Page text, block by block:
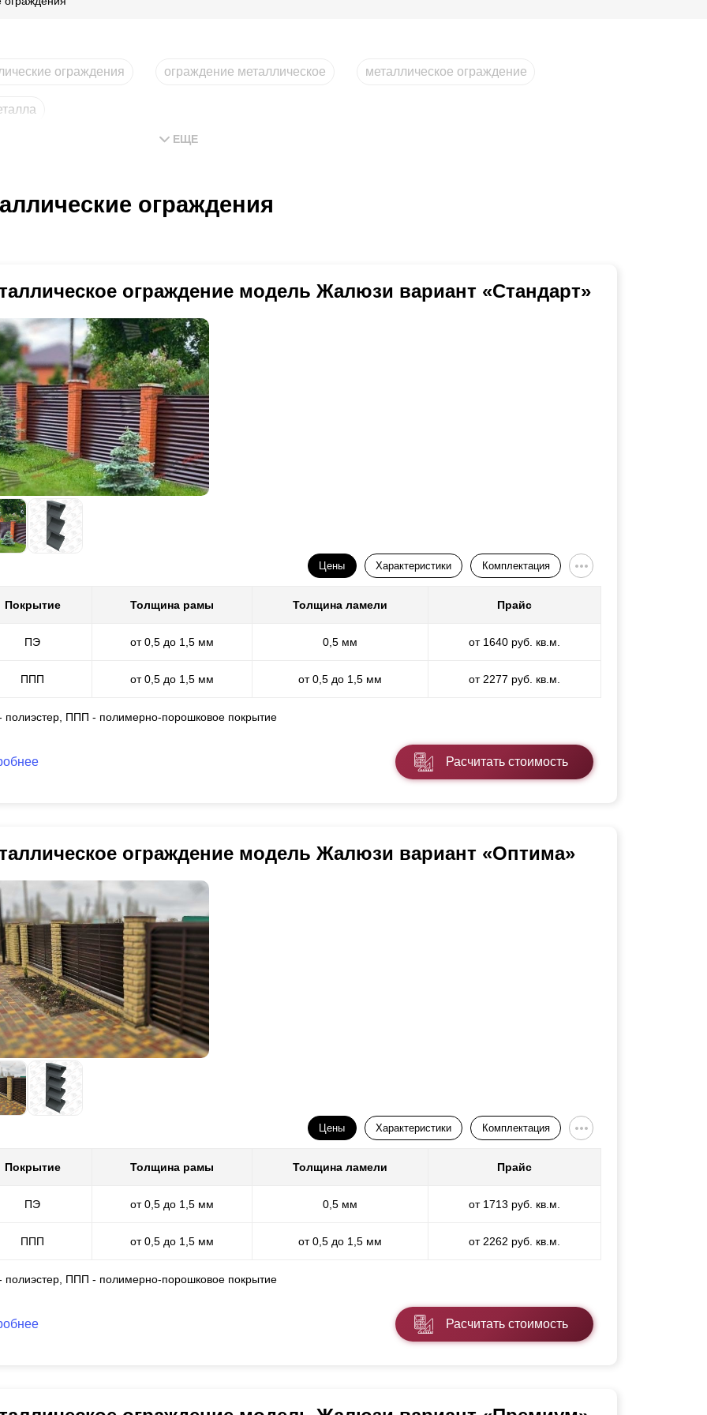
ограждения ограждение металлическое металлическое ограждение
ЕЩЕ
ограждения
ограждение модель Жалюзи вариант «Стандарт»
Цены Характеристики Комплектация
Покрытие Толщина рамы Толщина ламели Прайс
ПЭ от 0,5 до 1,5 мм 0,5 мм от 1640 руб. кв.м.
ППП от 0,5 до 1,5 мм от 0,5 до 1,5 мм от 2277 руб. кв.м.
полиэстер, ППП - полимерно-порошковое покрытие
Расчитать стоимость
ограждение модель Жалюзи вариант «Оптима»
Цены Характеристики Комплектация
Покрытие Толщина рамы Толщина ламели Прайс
ПЭ от 0,5 до 1,5 мм 0,5 мм от 1713 руб. кв.м.
ППП от 0,5 до 1,5 мм от 0,5 до 1,5 мм от 2262 руб. кв.м.
полиэстер, ППП - полимерно-порошковое покрытие
Расчитать стоимость